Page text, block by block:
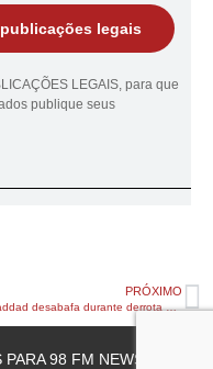
legais
LEGAIS, para que
publique seus
PRÓXIMO
Bia Haddad desabafa durante derrota na estreia de Wimbledon e amplia fase negativa
98 FM NEWS © 2023